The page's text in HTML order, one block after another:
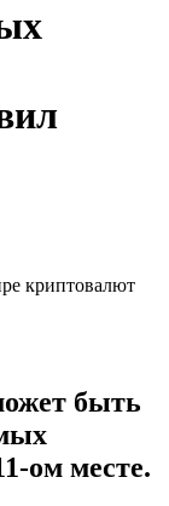
быть
ом месте.